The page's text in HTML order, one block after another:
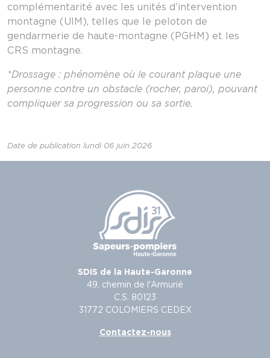
complémentarité avec les unités d’intervention
montagne (UIM), telles que le peloton de
gendarmerie de haute-montagne (PGHM) et les
CRS montagne.
*Drossage : phénomène où le courant plaque une
personne contre un obstacle (rocher, paroi), pouvant
compliquer sa progression ou sa sortie.
Date de publication lundi 06 juin 2026
SDIS de la Haute-Garonne
49, chemin de l'Armurié
C.S. 80123
31772 COLOMIERS CEDEX
Contactez-nous